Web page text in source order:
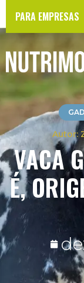
PARA EMPRESAS
VACA
É,